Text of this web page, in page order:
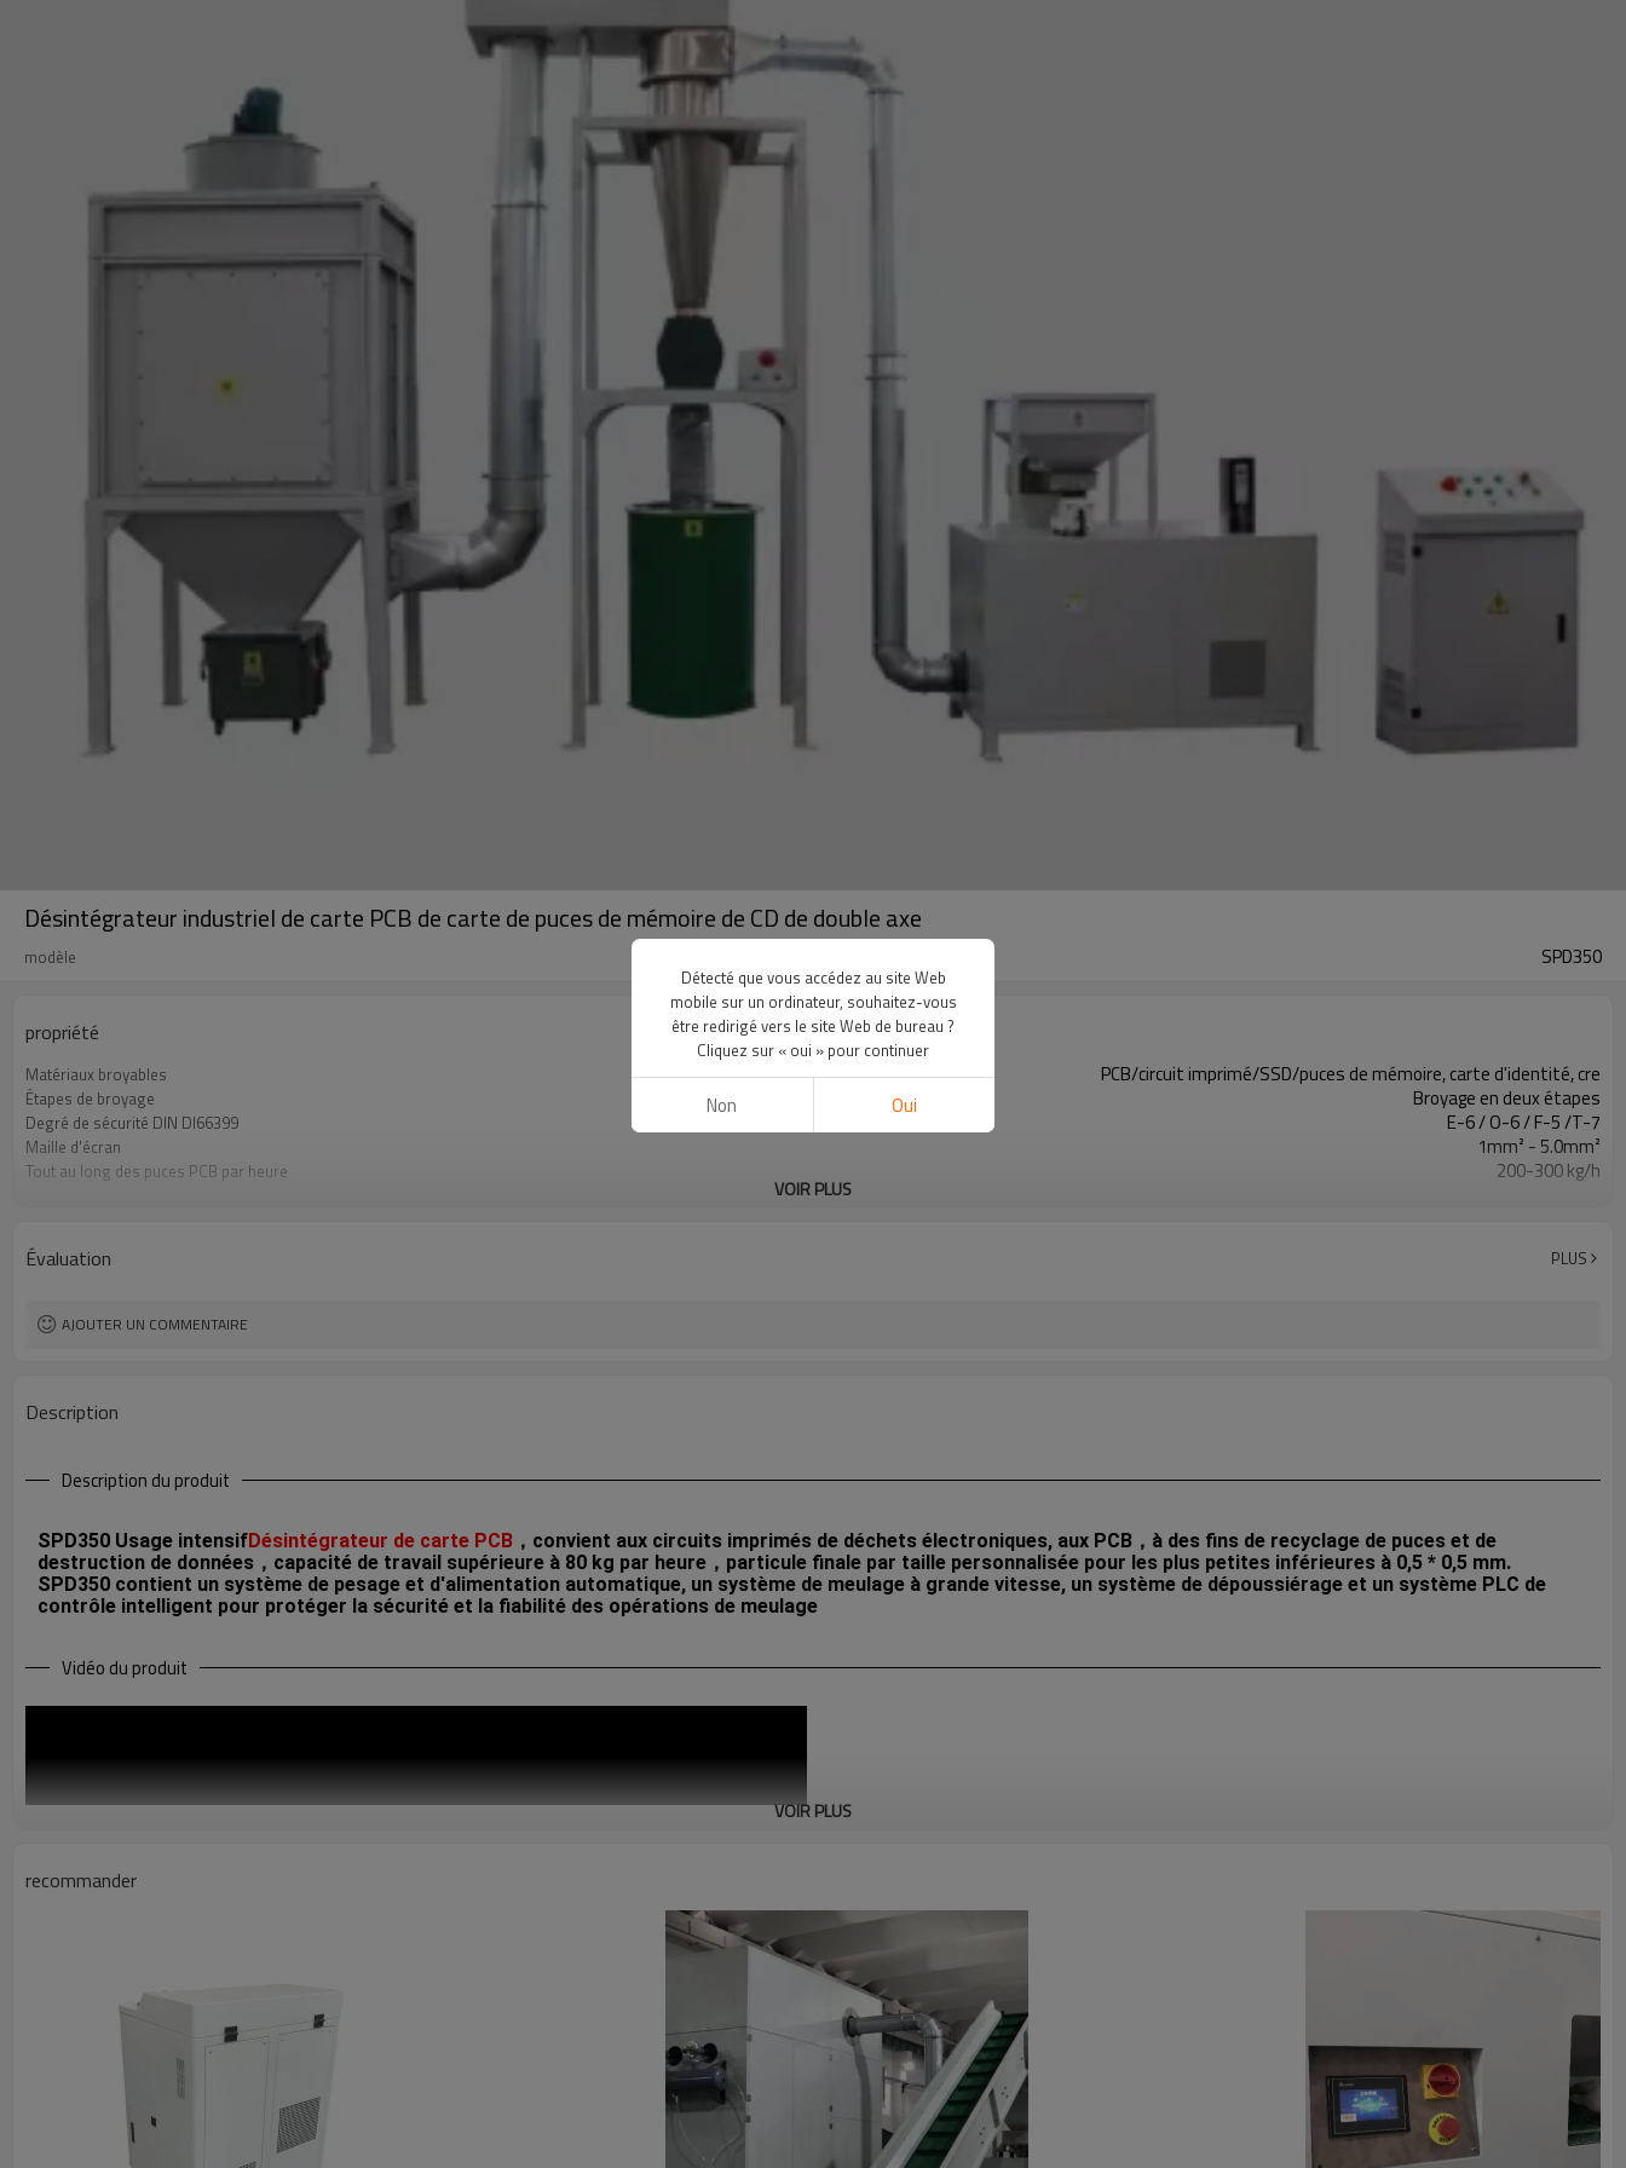
Désintégrateur industriel de carte PCB de carte de puces de mémoire de CD de double axe
modèle SPD350
propriété
Matériaux broyables PCB/circuit imprimé/SSD/puces de mémoire, carte d'identité, cre
Étapes de broyage Broyage en deux étapes
Degré de sécurité DIN DI66399 E-6 / O-6 / F-5 /T-7
Maille d'écran 1mm² - 5.0mm²
Tout au long des puces PCB par heure 200-300 kg/h
Capacité de la poubelle
Taille de l'appareil 7090(L) X4647(L) X 3888(H) mm
VOIR PLUS
Évaluation PLUS
AJOUTER UN COMMENTAIRE
Description
Description du produit
SPD350 Usage intensifDésintégrateur de carte PCB ，convient aux circuits imprimés de déchets électroniques, aux PCB，à des fins de recyclage de puces et de
destruction de données，capacité de travail supérieure à 80 kg par heure，particule finale par taille personnalisée pour les plus petites inférieures à 0,5 * 0,5 mm.
SPD350 contient un système de pesage et d'alimentation automatique, un système de meulage à grande vitesse, un système de dépoussiérage et un système PLC de
contrôle intelligent pour protéger la sécurité et la fiabilité des opérations de meulage
Vidéo du produit
Nous avons nos propres équipes de moules, nos ateliers de production et nos lignes de production modernes, de
sorte qu'il puisse contrôler efficacement la qualité des produits et le délai de livraison pour l'expédition.
VOIR PLUS
recommander
Détecté que vous accédez au site Web
mobile sur un ordinateur, souhaitez-vous
être redirigé vers le site Web de bureau ?
Cliquez sur « oui » pour continuer
Non Oui